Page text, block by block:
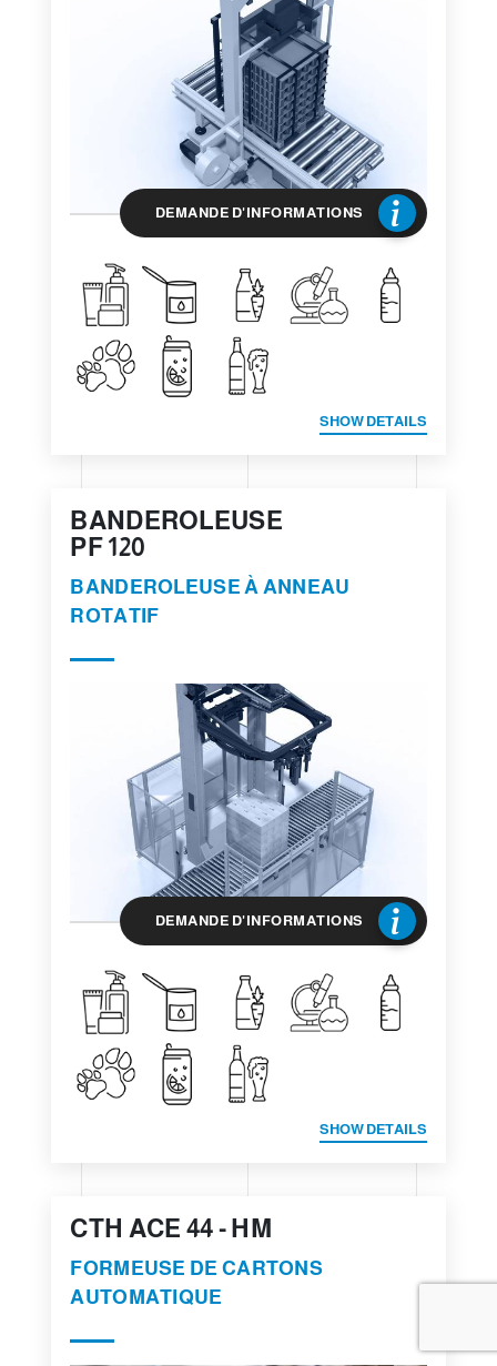
DEMANDE D'INFORMATIONS
SHOW DETAILS
BANDEROLEUSE
PF 120
BANDEROLEUSE À ANNEAU
ROTATIF
DEMANDE D'INFORMATIONS
SHOW DETAILS
CTH ACE 44 - HM
FORMEUSE DE CARTONS
AUTOMATIQUE​